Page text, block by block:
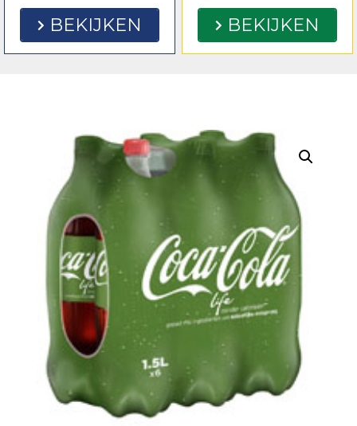
BEKIJKEN BEKIJKEN